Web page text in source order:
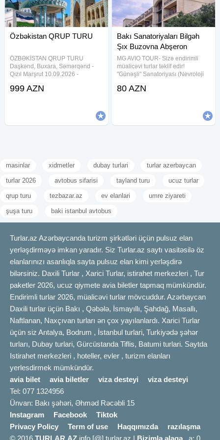
Özbəkistan QRUP TURU
ÖZBƏKİSTAN QRUP TURU
Daşkənd, Buxara, Səmərqənd -
Qızıl Marşrut 10.09.2026 -
24.10.2026 - 999$ 5 gecə \ 6 gün
999 AZN
Bakı Sanatoriyaları Bilgəh
Şıx Buzovna Abşeron
MG AVIO TOUR- Sizə endirimli
müalicəvi turlar təklif edir!
"Günəşli" Sanatoriyası (Nevroloji
"Bilgəh" Sanatoriyası (Kardioloji
80 AZN
masinlar xidmetler dubay turlari turlar azerbaycan
turlar 2026 avtobus sifarisi tayland turu ucuz turlar
qrup turu tezbazar.az ev elanlari umre ziyareti
şuşa turu baki istanbul avtobus
Turlar.az Azərbaycanda turizm şirkətləri üçün pulsuz elan
yerləşdirməyə imkan yaradır. Siz Turlar.az saytı vasitəsilə öz
elanlarınızı asanlıqla sayta pulsuz elan kimi yerləşdirə
bilərsiniz. Daxili Turlar , Xarici Turlar, istirahet merkezleri , Tur
paketler 2026, ucuz qiymete avia biletler tapmaq mümkündür.
Endirimli turlar 2026, müalicəvi turlar mövcuddur. Azərbaycan
Daxili turlar üçün Bakı , Qəbələ, İsmayıllı, Şahdağ, Masallı,
Naftlanan, Naxçıvan turları ən çox yayılanlardı. Xarici Turlar
üçün siz Antalya, Bodrum , İstanbul turlari, Turkiyədə şəhər
turları, Dubay turlari, Gürcüstanda Tiflis, Batumi turlari. Saytda
Istirahet merkezleri , hoteller, evler , turizm elanları
yerlesdirmek mümkündür.
avia bilet
avia biletler viza desteyi
viza desteyi
Tel: 077 1324956
Ünvan: Bakı şəhəri, Əhməd Rəcəbli 15
Instagram
Facebook
Tiktok
Privacy Policy
Term of use Haqqımızda
razılaşma
© 2016 TURLAR.AZ info [@] turlar.az | Bizimlə əlaqə a: 0